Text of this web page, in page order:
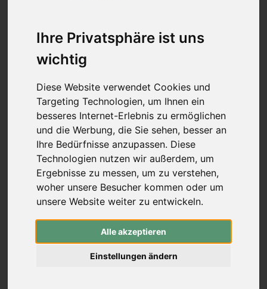
Ihre Privatsphäre ist uns
wichtig
Diese Website verwendet Cookies und
Targeting Technologien, um Ihnen ein
besseres Internet-Erlebnis zu ermöglichen
und die Werbung, die Sie sehen, besser an
Ihre Bedürfnisse anzupassen. Diese
Technologien nutzen wir außerdem, um
Ergebnisse zu messen, um zu verstehen,
woher unsere Besucher kommen oder um
unsere Website weiter zu entwickeln.
Alle akzeptieren
Einstellungen ändern
Wurfarme (Schraubverschluss)
Recurve Mittelstücke (ILF)
Wurfarme (ILF, Formula)
Koreanische Bögen & Reiterbögen
Freizeitbögen & Sets
Bogenbau
rund um den Bogen-rund um den Bogen
Pfeilauflagen (zum Schrauben)
Pfeilauflagen (zum Kleben)
traditionelle Pfeilauflagen
Compound Blade Auflagen
Compound Prong Auflagen
Compound Drop-Away Pfeilauflagen
Compound Full Capture Auflagen
Stabilisation-Stabilisation
Mono- & Seitenstabis
Extender (Vorbauten)